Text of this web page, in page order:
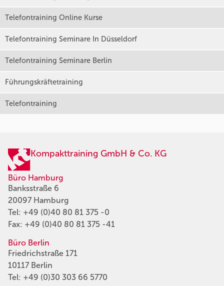
Telefontraining Online Kurse
Telefontraining Seminare In Düsseldorf
Telefontraining Seminare Berlin
Führungskräftetraining
Telefontraining
Kompakttraining GmbH & Co. KG
Büro Hamburg
Banksstraße 6
20097 Hamburg
Tel: +49 (0)40 80 81 375 -0
Fax: +49 (0)40 80 81 375 -41
Büro Berlin
Friedrichstraße 171
10117 Berlin
Tel: +49 (0)30 303 66 5770